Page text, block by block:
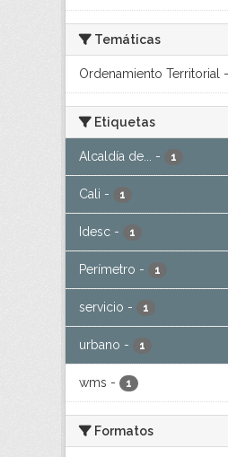
Temáticas
Ordenamiento Territorial -
Etiquetas
Alcaldía de... - 1
Cali - 1
Idesc - 1
Perímetro - 1
servicio - 1
urbano - 1
wms - 1
Formatos